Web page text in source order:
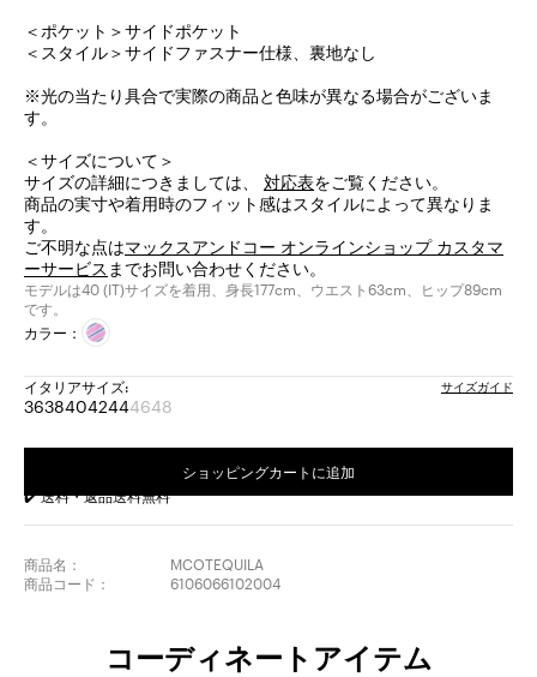
＜ポケット＞サイドポケット
＜スタイル＞サイドファスナー仕様、裏地なし
※光の当たり具合で実際の商品と色味が異なる場合がございま
す。
＜サイズについて＞
サイズの詳細につきましては、 対応表をご覧ください。
商品の実寸や着用時のフィット感はスタイルによって異なりま
す。
ご不明な点はマックスアンドコー オンラインショップ カスタマ
ーサービス までお問い合わせください。
モデルは40 (IT)サイズを着用、身長177cm、ウエスト63cm、ヒップ89cm
です。
カラー：
イタリアサイズ: サイズガイド
36サ38サ40
サ42サ44
サ46
サ
完
成
48
サ
完
成
ショッピングカートに追加
✔️ 送料・返品送料無料
商品名：
MCOTEQUILA
商品コード：
6106066102004
コーディネートアイテム